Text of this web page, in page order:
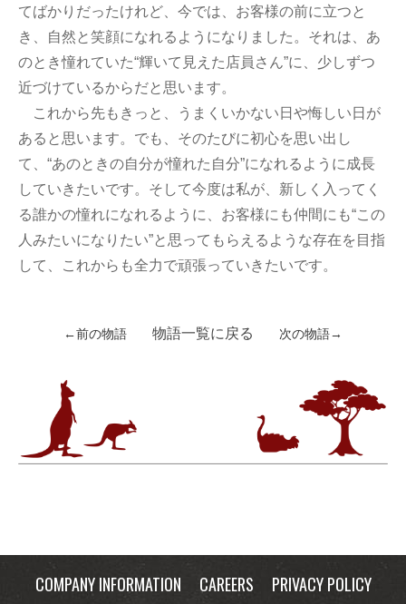
てばかりだったけれど、今では、お客様の前に立つと
き、自然と笑顔になれるようになりました。それは、あ
のとき憧れていた“輝いて見えた店員さん”に、少しずつ
近づけているからだと思います。
これから先もきっと、うまくいかない日や悔しい日が
あると思います。でも、そのたびに初心を思い出し
て、“あのときの自分が憧れた自分”になれるように成長
していきたいです。そして今度は私が、新しく入ってく
る誰かの憧れになれるように、お客様にも仲間にも“この
人みたいになりたい”と思ってもらえるような存在を目指
して、これからも全力で頑張っていきたいです。
←前の物語 物語一覧に戻る 次の物語→
COMPANY INFORMATION CAREERS
PRIVACY POLICY